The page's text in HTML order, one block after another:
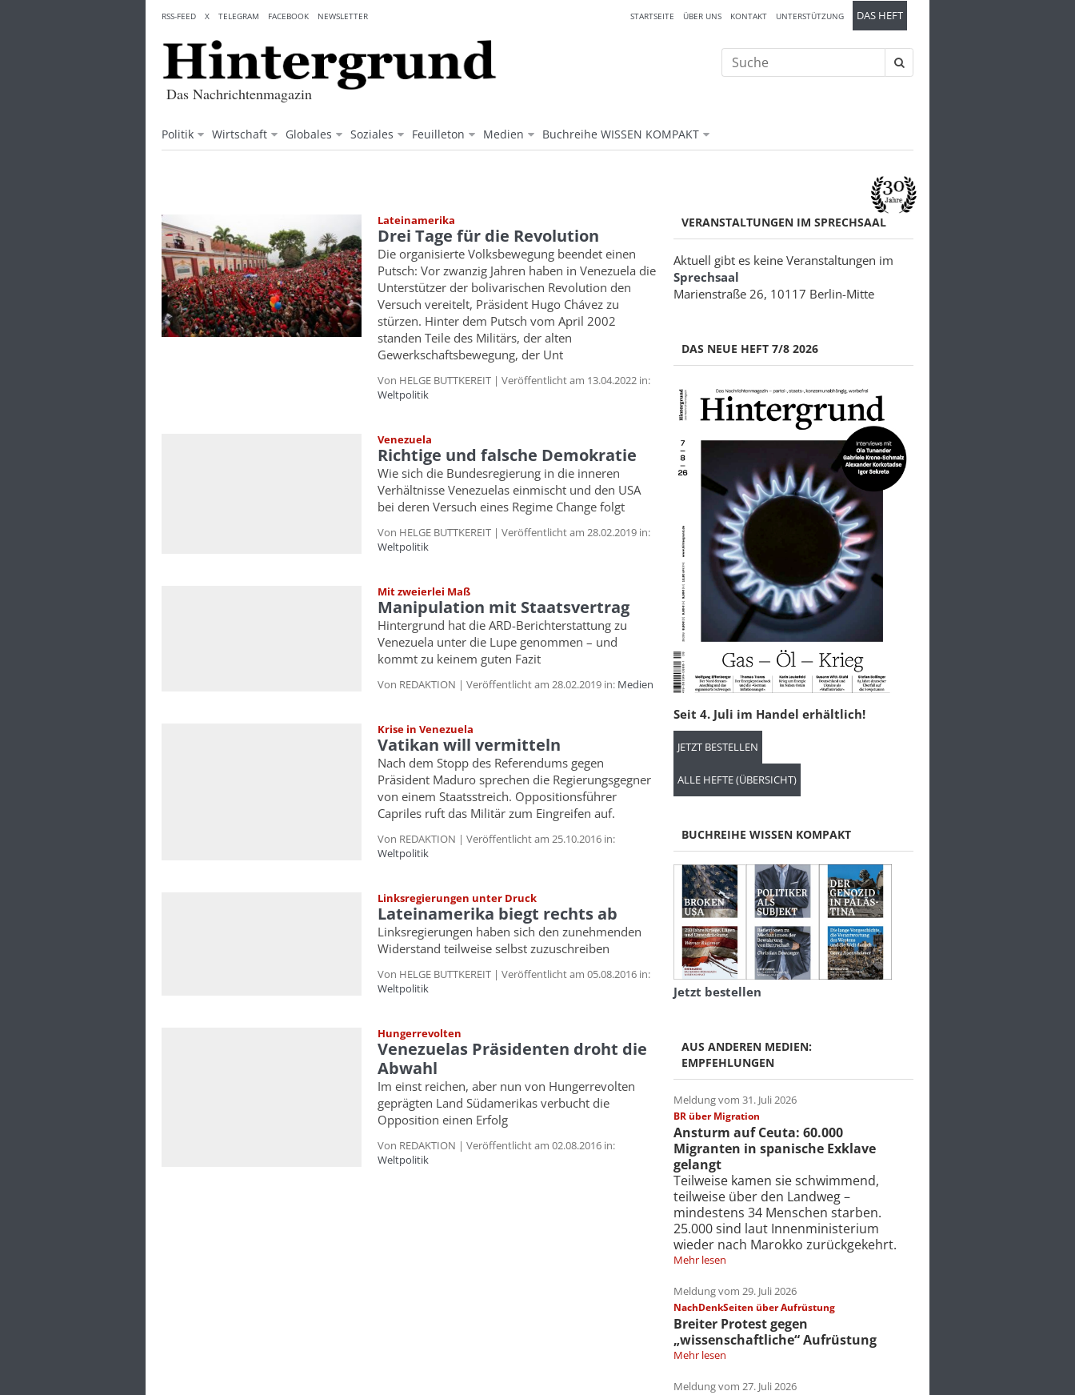
content
Das Nachrichtenmagazin
Politik Wirtschaft Globales Soziales Feuilleton Medien Buchreihe WISSEN KOMPAKT
STARTSEITE ÜBER UNS KONTAKT UNTERSTÜTZUNG DAS HEFT
RSS-FEED X TELEGRAM FACEBOOK NEWSLETTER
Suche
nach:
Lateinamerika
Drei Tage für die Revolution
Die organisierte Volksbewegung beendet einen
Putsch: Vor zwanzig Jahren haben in Venezuela die
Unterstützer der bolivarischen Revolution den
Versuch vereitelt, Präsident Hugo Chávez zu
stürzen. Hinter dem Putsch vom April 2002
standen Teile des Militärs, der alten
Gewerkschaftsbewegung, der Unt
Von HELGE BUTTKEREIT | Veröffentlicht am 13.04.2022 in:
Weltpolitik
Venezuela
Richtige und falsche Demokratie
Wie sich die Bundesregierung in die inneren
Verhältnisse Venezuelas einmischt und den USA
bei deren Versuch eines Regime Change folgt
Von HELGE BUTTKEREIT | Veröffentlicht am 28.02.2019 in:
Weltpolitik
Mit zweierlei Maß
Manipulation mit Staatsvertrag
Hintergrund hat die ARD-Berichterstattung zu
Venezuela unter die Lupe genommen – und
kommt zu keinem guten Fazit
Von REDAKTION | Veröffentlicht am 28.02.2019 in: Medien
Krise in Venezuela
Vatikan will vermitteln
Nach dem Stopp des Referendums gegen
Präsident Maduro sprechen die Regierungsgegner
von einem Staatsstreich. Oppositionsführer
Capriles ruft das Militär zum Eingreifen auf.
Von REDAKTION | Veröffentlicht am 25.10.2016 in:
Weltpolitik
Linksregierungen unter Druck
Lateinamerika biegt rechts ab
Linksregierungen haben sich den zunehmenden
Widerstand teilweise selbst zuzuschreiben
Von HELGE BUTTKEREIT | Veröffentlicht am 05.08.2016 in:
Weltpolitik
Hungerrevolten
Venezuelas Präsidenten droht die
Abwahl
Im einst reichen, aber nun von Hungerrevolten
geprägten Land Südamerikas verbucht die
Opposition einen Erfolg
Von REDAKTION | Veröffentlicht am 02.08.2016 in:
Weltpolitik
VERANSTALTUNGEN IM SPRECHSAAL
Aktuell gibt es keine Veranstaltungen im
Sprechsaal
Marienstraße 26, 10117 Berlin-Mitte
DAS NEUE HEFT 7/8 2026
Seit 4. Juli im Handel erhältlich!
JETZT BESTELLEN
ALLE HEFTE (ÜBERSICHT)
BUCHREIHE WISSEN KOMPAKT
Jetzt bestellen
AUS ANDEREN MEDIEN:
EMPFEHLUNGEN
Meldung vom 31. Juli 2026
BR über Migration
Ansturm auf Ceuta: 60.000
Migranten in spanische Exklave
gelangt
Teilweise kamen sie schwimmend,
teilweise über den Landweg –
mindestens 34 Menschen starben.
25.000 sind laut Innenministerium
wieder nach Marokko zurückgekehrt.
Mehr lesen
Meldung vom 29. Juli 2026
NachDenkSeiten über Aufrüstung
Breiter Protest gegen
„wissenschaftliche“ Aufrüstung
Mehr lesen
Meldung vom 27. Juli 2026